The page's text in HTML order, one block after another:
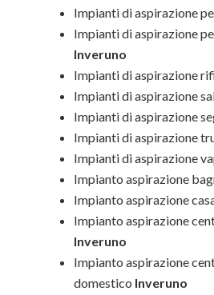
Impianti di aspirazione
Impianti di aspirazione
Inveruno
Impianti di aspirazione
Impianti di aspirazione
Impianti di aspirazione
Impianti di aspirazione
Impianti di aspirazione
Impianto aspirazione
Impianto aspirazione
Impianto aspirazione
Inveruno
Impianto aspirazione
domestico Inveruno